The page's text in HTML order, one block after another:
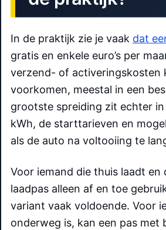
In de praktijk zie je vaak dat
gratis en enkele euro’s per
verzend- of activeringskosten
voorkomen, meestal in een
grootste spreiding zit echter
kWh, de starttarieven en
als de auto na voltooiing te
Voor iemand die thuis laadt en
laadpas alleen af en toe
variant vaak voldoende. Voor
onderweg is, kan een pas met